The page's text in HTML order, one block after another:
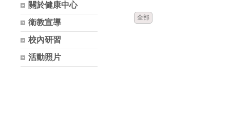
關於健康中心
衛教宣導
校內研習
活動照片
全部